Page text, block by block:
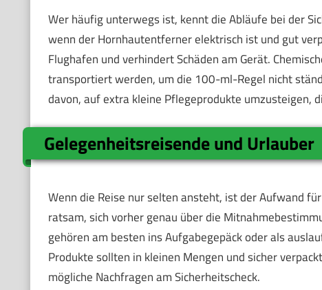
Wer häufig unterwegs ist, kennt die Abläufe bei der
wenn der Hornhautentferner elektrisch ist und gut
Flughafen und verhindert Schäden am Gerät.
transportiert werden, um die 100-ml-Regel nicht
davon, auf extra kleine Pflegeprodukte umzusteigen,
Gelegenheitsreisende und Urlauber
Wenn die Reise nur selten ansteht, ist der Aufwand
ratsam, sich vorher genau über die
gehören am besten ins Aufgabegepäck oder als
Produkte sollten in kleinen Mengen und sicher
mögliche Nachfragen am Sicherheitscheck.